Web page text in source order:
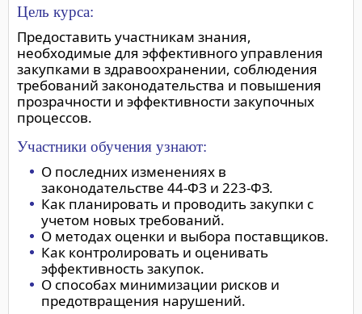
Цель курса:
Предоставить участникам знания,
необходимые для эффективного управления
закупками в здравоохранении, соблюдения
требований законодательства и повышения
прозрачности и эффективности закупочных
процессов.
Участники обучения узнают:
О последних изменениях в
законодательстве 44-ФЗ и 223-ФЗ.
Как планировать и проводить закупки с
учетом новых требований.
О методах оценки и выбора поставщиков.
Как контролировать и оценивать
эффективность закупок.
О способах минимизации рисков и
предотвращения нарушений.